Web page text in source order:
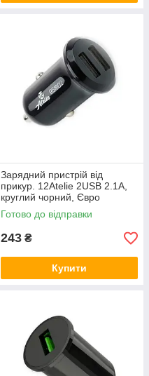
Зарядний пристрій від
прикур. 12Atelie 2USB 2.1А,
круглий чорний, Євро
компакт 12 Atelie
Готово до відправки
243 ₴
Купити